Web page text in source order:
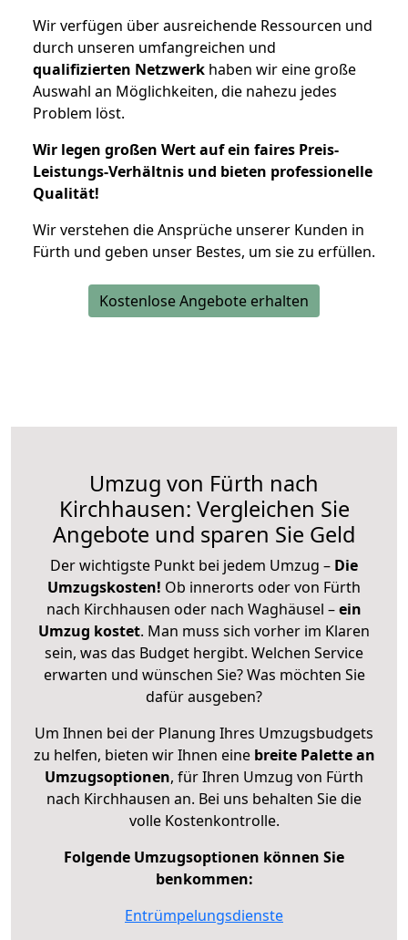
Wir verfügen über ausreichende Ressourcen und
durch unseren umfangreichen und
qualifizierten Netzwerk haben wir eine große
Auswahl an Möglichkeiten, die nahezu jedes
Problem löst.
Wir legen großen Wert auf ein faires Preis-
Leistungs-Verhältnis und bieten professionelle
Qualität!
Wir verstehen die Ansprüche unserer Kunden in
Fürth und geben unser Bestes, um sie zu erfüllen.
Kostenlose Angebote erhalten
Umzug von Fürth nach
Kirchhausen: Vergleichen Sie
Angebote und sparen Sie Geld
Der wichtigste Punkt bei jedem Umzug – Die
Umzugskosten! Ob innerorts oder von Fürth
nach Kirchhausen oder nach Waghäusel –ein
Umzug kostet. Man muss sich vorher im Klaren
sein, was das Budget hergibt. Welchen Service
erwarten und wünschen Sie? Was möchten Sie
dafür ausgeben?
Um Ihnen bei der Planung Ihres Umzugsbudgets
zu helfen, bieten wir Ihnen eine breite Palette an
Umzugsoptionen, für Ihren Umzug von Fürth
nach Kirchhausen an. Bei uns behalten Sie die
volle Kostenkontrolle.
Folgende Umzugsoptionen können Sie
benkommen:
Entrümpelungsdienste